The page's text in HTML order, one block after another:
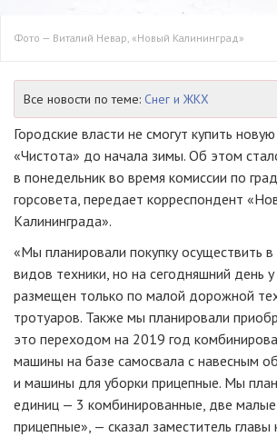
Фото — Виталий Невар, «Новый Калининград»
Все новости по теме: Снег и ЖКХ
Городские власти не смогут купить
«Чистота» до начала зимы. Об этом
в понедельник во время комиссии по
горсовета, передает корреспондент
Калининграда».
«Мы планировали покупку осуществить
видов техники, но на сегодняшний день у
размещен только по малой дорожной
тротуаров. Также мы планировали
это переходом на 2019 год
машины на базе самосвала с навесным
и машины для уборки прицепные. Мы
единиц — 3 комбинированные, две
прицепные», — сказал заместитель главы